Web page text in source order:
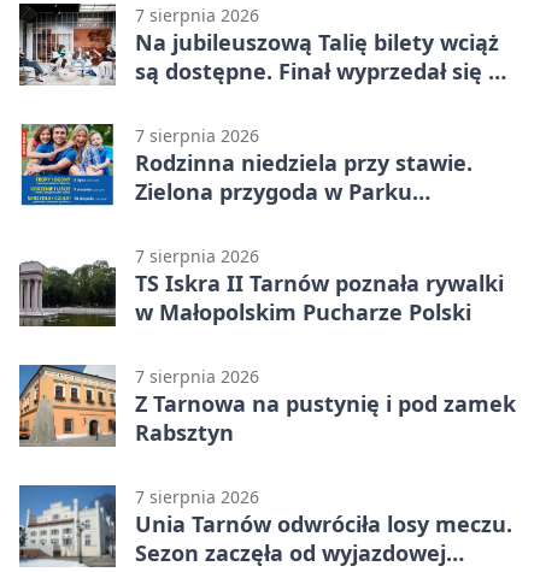
7 sierpnia 2026
Na jubileuszową Talię bilety wciąż
są dostępne. Finał wyprzedał się w
7 sierpnia 2026
Rodzinna niedziela przy stawie.
Zielona przygoda w Parku
7 sierpnia 2026
TS Iskra II Tarnów poznała rywalki
w Małopolskim Pucharze Polski
7 sierpnia 2026
Z Tarnowa na pustynię i pod zamek
Rabsztyn
7 sierpnia 2026
Unia Tarnów odwróciła losy meczu.
Sezon zaczęła od wyjazdowej